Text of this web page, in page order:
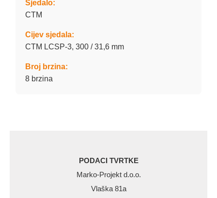
Sjedalo:
CTM
Cijev sjedala:
CTM LCSP-3, 300 / 31,6 mm
Broj brzina:
8 brzina
PODACI TVRTKE
Marko-Projekt d.o.o.
Vlaška 81a